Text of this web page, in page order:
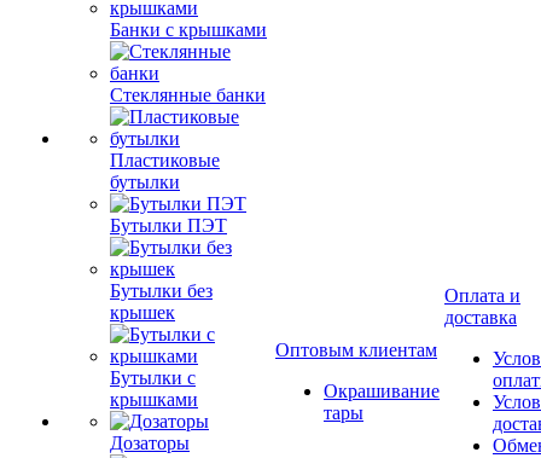
Банки с крышками
Стеклянные банки
Пластиковые
бутылки
Бутылки ПЭТ
Бутылки без
крышек
Бутылки с
крышками
Дозаторы
Оптовым клиентам
Окрашивание
тары
Оплата и
доставка